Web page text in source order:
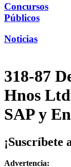
Concursos
Públicos
Noticias
318-87
Hnos
SAP y
¡Suscríbete
Advertencia: